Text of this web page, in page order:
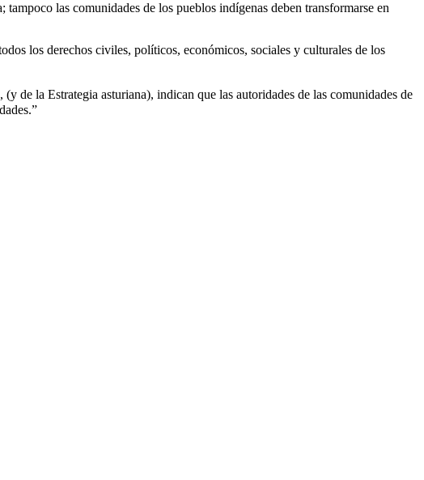
las comunidades de los pueblos indígenas deben transformarse en
los derechos civiles, políticos, económicos, sociales y culturales de los
la Estrategia asturiana), indican que las autoridades de las comunidades de